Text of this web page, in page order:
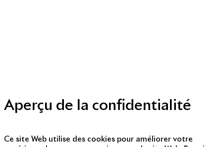
Aperçu de la confidentialité
Ce site Web utilise des cookies pour améliorer votre